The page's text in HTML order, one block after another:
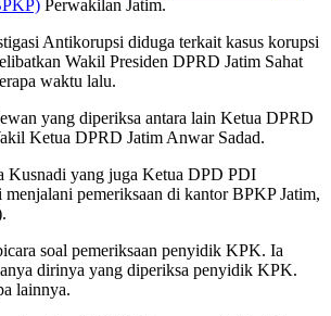
Perwakilan Jatim.
Antikorupsi diduga terkait kasus korupsi
Wakil Presiden DPRD Jatim Sahat
waktu lalu.
yang diperiksa antara lain Ketua DPRD
Ketua DPRD Jatim Anwar Sadad.
Kusnadi yang juga Ketua DPD PDI
menjalani pemeriksaan di kantor BPKP Jatim,
soal pemeriksaan penyidik ​​KPK. Ia
dirinya yang diperiksa penyidik ​​KPK.
lainnya.